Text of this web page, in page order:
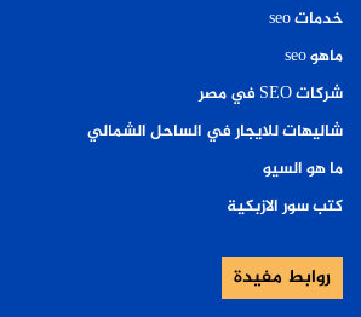
خدمات seo
ماهو seo
شركات SEO في مصر
شاليهات للايجار في الساحل الشمالي
ما هو السيو
كتب سور الازبكية
روابط مفيدة